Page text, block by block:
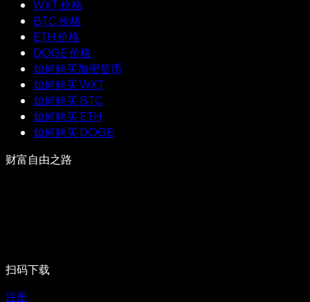
WXT 价格
BTC 价格
ETH 价格
DOGE 价格
如何购买加密货币
如何购买 WXT
如何购买 BTC
如何购买 ETH
如何购买 DOGE
财富自由之路
扫码下载
注册